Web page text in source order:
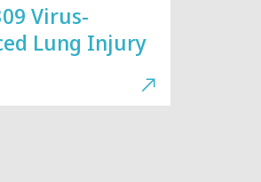
Virus-
Lung Injury